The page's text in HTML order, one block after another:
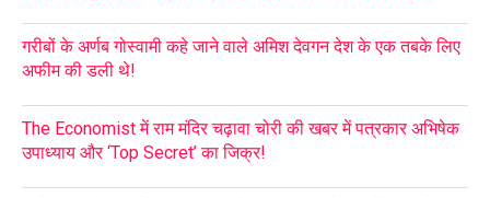
गरीबों के अर्णब गोस्वामी कहे जाने वाले अमिश देवगन देश के एक तबके लिए
अफीम की डली थे!
The Economist में राम मंदिर चढ़ावा चोरी की खबर में पत्रकार अभिषेक
उपाध्याय और ‘Top Secret’ का जिक्र!